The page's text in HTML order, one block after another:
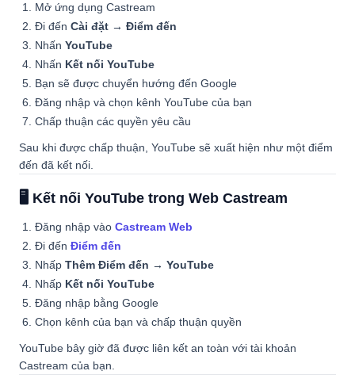
Mở ứng dụng Castream
Đi đến Cài đặt → Điểm đến
Nhấn YouTube
Nhấn Kết nối YouTube
Bạn sẽ được chuyển hướng đến Google
Đăng nhập và chọn kênh YouTube của bạn
Chấp thuận các quyền yêu cầu
Sau khi được chấp thuận, YouTube sẽ xuất hiện như một điểm
đến đã kết nối.
🖥️ Kết nối YouTube trong Web Castream
Đăng nhập vào Castream Web
Đi đến Điểm đến
Nhấp Thêm Điểm đến → YouTube
Nhấp Kết nối YouTube
Đăng nhập bằng Google
Chọn kênh của bạn và chấp thuận quyền
YouTube bây giờ đã được liên kết an toàn với tài khoản
Castream của bạn.